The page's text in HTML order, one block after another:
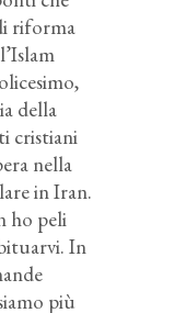
riforma
della
cristiani
nella
in Iran.
ho peli
In
più